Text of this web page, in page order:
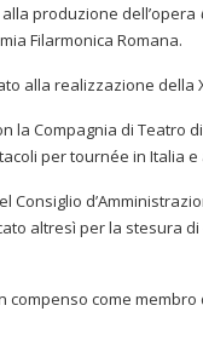
produzione dell’opera
Filarmonica Romana.
alla realizzazione della
la Compagnia di Teatro
per tournée in Italia e
Consiglio
altresì per la stesura
compenso come membro